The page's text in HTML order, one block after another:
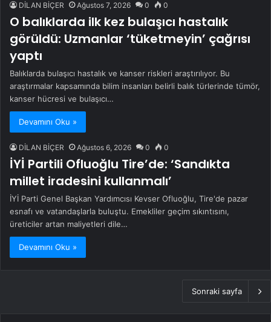
DİLAN BİÇER Ağustos 7, 2026 0 0
O balıklarda ilk kez bulaşıcı hastalık
görüldü: Uzmanlar ‘tüketmeyin’ çağrısı
yaptı
Balıklarda bulaşıcı hastalık ve kanser riskleri araştırılıyor. Bu
araştırmalar kapsamında bilim insanları belirli balık türlerinde tümör,
kanser hücresi ve bulaşıcı…
Devamını Oku »
DİLAN BİÇER Ağustos 6, 2026 0 0
İYİ Partili Ofluoğlu Tire’de: ‘Sandıkta
millet iradesini kullanmalı’
İYİ Parti Genel Başkan Yardımcısı Kevser Ofluoğlu, Tire'de pazar
esnafı ve vatandaşlarla buluştu. Emekliler geçim sıkıntısını,
üreticiler artan maliyetleri dile…
Devamını Oku »
Sonraki sayfa